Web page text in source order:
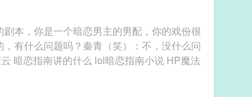
本，你是一个暗恋男主的男配，你的戏份很
有什么问题吗？秦青（笑）：不，没什么问